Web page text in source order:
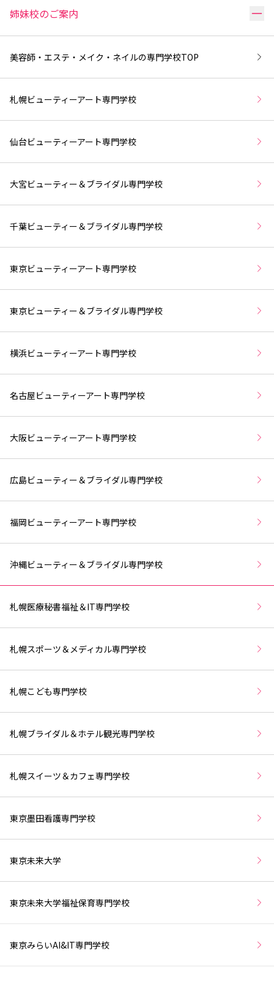
姉妹校のご案内 リ
美容師・エステ・メイク・ネイルの専門学校TOP
札幌ビューティーアート専門学校
仙台ビューティーアート専門学校
大宮ビューティー＆ブライダル専門学校
千葉ビューティー＆ブライダル専門学校
東京ビューティーアート専門学校
東京ビューティー＆ブライダル専門学校
横浜ビューティーアート専門学校
名古屋ビューティーアート専門学校
大阪ビューティーアート専門学校
広島ビューティー＆ブライダル専門学校
福岡ビューティーアート専門学校
沖縄ビューティー＆ブライダル専門学校
札幌医療秘書福祉＆IT専門学校
札幌スポーツ＆メディカル専門学校
札幌こども専門学校
札幌ブライダル＆ホテル観光専門学校
札幌スイーツ＆カフェ専門学校
東京墨田看護専門学校
東京未来大学
東京未来大学福祉保育専門学校
東京みらいAI&IT専門学校